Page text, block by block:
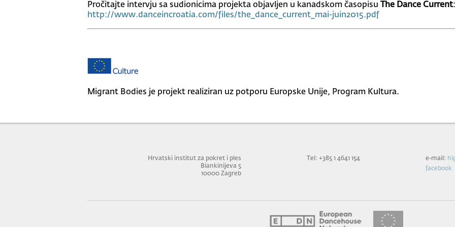
Pročitajte intervju sa sudionicima projekta objavljen u kanadskom časopisu The Dance Current:
http://www.danceincroatia.com/files/the_dance_current_mai-juin2015.pdf
Migrant Bodies je projekt realiziran uz potporu Europske Unije, Program Kultura.
Hrvatski institut za pokret i ples
Biankinijeva 5
10000 Zagreb
Tel: +385 1 4641 154 e-mail:
facebook